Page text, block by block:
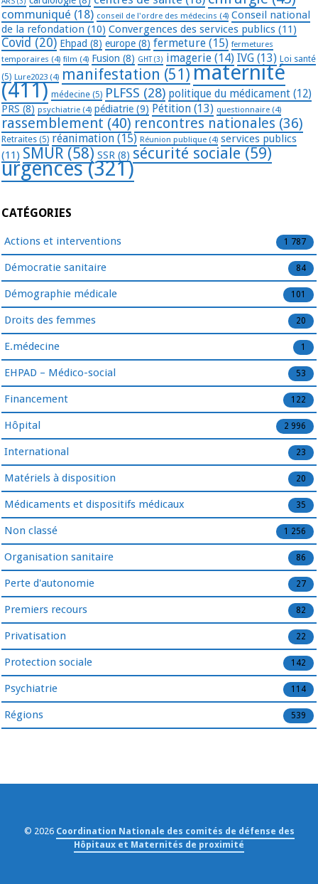
communiqué (18) conseil de l'ordre des médecins (4) Conseil national
de la refondation (10) Convergences des services publics (11)
Covid (20) Ehpad (8) europe (8) fermeture (15) fermetures
temporaires (4) film (4) Fusion (8) GHT(3) imagerie (14) IVG (13) Loi santé
(5) Lure2023 (4) manifestation (51) maternité
(411) médecine (5) PLFSS (28) politique du médicament (12)
PRS (8) psychiatrie (4) pédiatrie (9) Pétition (13) questionnaire (4)
rassemblement (40) rencontres nationales (36)
Retraites (5) réanimation (15) Réunion publique (4) services publics
(11) SMUR (58) SSR (8) sécurité sociale (59)
urgences(321)
CATÉGORIES
Actions et interventions 1 787
Démocratie sanitaire 84
Démographie médicale 101
Droits des femmes 20
E.médecine 1
EHPAD – Médico-social 53
Financement 122
Hôpital 2 996
International 23
Matériels à disposition 20
Médicaments et dispositifs médicaux 35
Non classé 1 256
Organisation sanitaire 86
Perte d'autonomie 27
Premiers recours 82
Privatisation 22
Protection sociale 142
Psychiatrie 114
Régions 539
© 2026 Coordination Nationale des comités de défense des
Hôpitaux et Maternités de proximité